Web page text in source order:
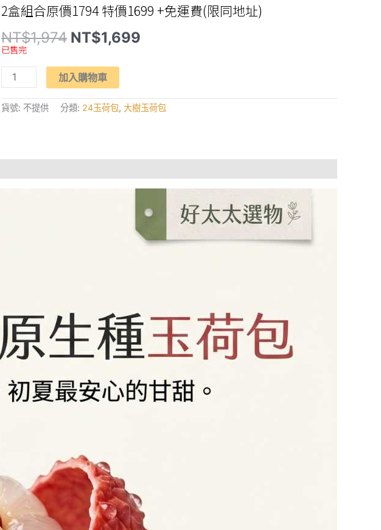
2盒組合原價1794 特價1699 +免運費(限同地址)
NT$1,974 原
始
格：
NT$1,974。
NT$1,699
已售完
【天
荔
質】
大
「玉
包」
加入購物車
貨號: 不提供 分類: 24玉荷包, 大樹玉荷包